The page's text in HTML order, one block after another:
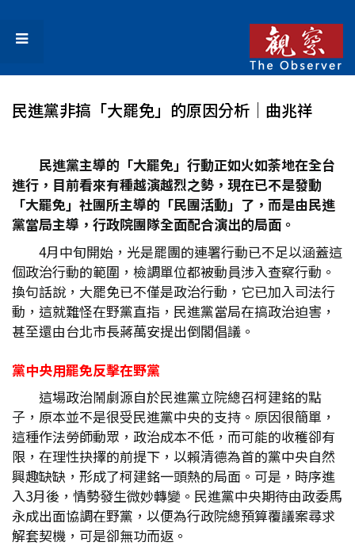
民進黨非搞「大罷免」的原因分析│曲兆祥
民進黨主導的「大罷免」行動正如火如荼地在全台
進行，目前看來有種越演越烈之勢，現在已不是發動
「大罷免」社團所主導的「民團活動」了，而是由民進
黨當局主導，行政院團隊全面配合演出的局面。
4月中旬開始，光是罷團的連署行動已不足以涵蓋這
個政治行動的範圍，檢調單位都被動員涉入查察行動。
換句話說，大罷免已不僅是政治行動，它已加入司法行
動，這就難怪在野黨直指，民進黨當局在搞政治迫害，
甚至還由台北市長蔣萬安提出倒閣倡議。
黨中央用罷免反擊在野黨
這場政治鬧劇源自於民進黨立院總召柯建銘的點
子，原本並不是很受民進黨中央的支持。原因很簡單，
這種作法勞師動眾，政治成本不低，而可能的收穫卻有
限，在理性抉擇的前提下，以賴清德為首的黨中央自然
興趣缺缺，形成了柯建銘一頭熱的局面。可是，時序進
入3月後，情勢發生微妙轉變。民進黨中央期待由政委馬
永成出面協調在野黨，以便為行政院總預算覆議案尋求
解套契機，可是卻無功而返。